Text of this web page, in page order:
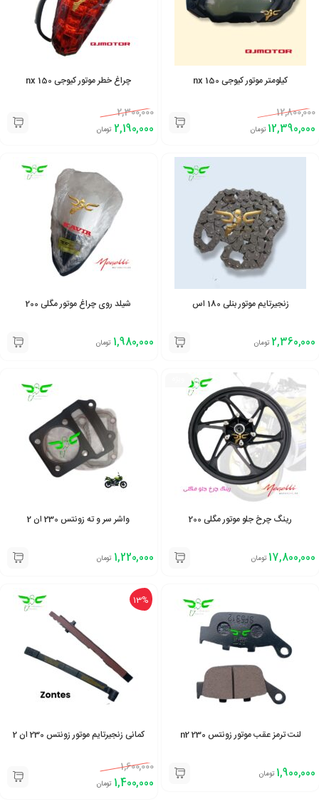
کیلومتر موتور کیوجی 150 nx
12,800,000
12,390,000 تومان
چراغ خطر موتور کیوجی 150 nx
2,300,000
2,190,000 تومان
زنجیرتایم موتور بنلی 180 اس
2,360,000 تومان
شیلد روی چراغ موتور مگلی 200
1,980,000 تومان
رینگ چرخ جلو موتور مگلی 200
17,800,000 تومان
واشر سر و ته زونتس 230 ان 2
1,220,000 تومان
لنت ترمز عقب موتور زونتس 230 n2
1,900,000 تومان
13%
کمانی زنجیرتایم موتور زونتس 230 ان 2
1,600,000
1,400,000 تومان